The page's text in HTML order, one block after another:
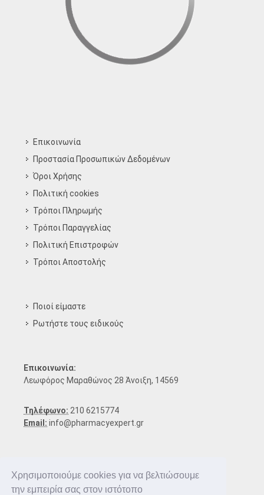
Χρησιμοποιούμε cookies για να βελτιώσουμε
την εμπειρία σας στον ιστότοπο
Επικοινωνία
Προστασία Προσωπικών Δεδομένων
Όροι Χρήσης
Πολιτική cookies
Τρόποι Πληρωμής
Τρόποι Παραγγελίας
Πολιτική Επιστροφών
Τρόποι Aποστολής
Ποιοί είμαστε
Ρωτήστε τους ειδικούς
Επικοινωνία:
Λεωφόρος Μαραθώνος 28 Άνοιξη, 14569
Τηλέφωνο: 210 6215774
Email: info@pharmacyexpert.gr